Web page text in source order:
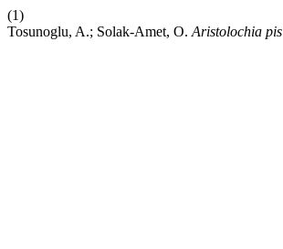
(1)
Tosunoglu, A.; Solak-Amet, O. Aristolochia